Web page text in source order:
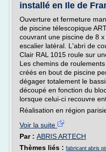
installé en Ile de
Ouverture et fermeture
de piscine télescopique
couvrant une piscine de 8
escalier latéral. L'abri de
Clair RAL 1015 roule sur
Les chemins de
créés en bout de piscine
dégager totalement le
découpé en fonction du
lorsque celui-ci recouvre
Réalisation en région
Voir la suite
Par : ABRIS ARTECH
Thèmes liés : fabricant abris